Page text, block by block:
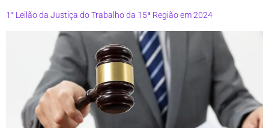
1° Leilão da Justiça do Trabalho da 15ª Região em 2024